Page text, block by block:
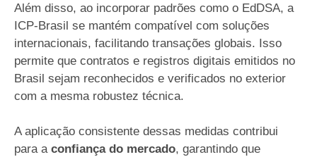
Além disso, ao incorporar padrões como o EdDSA, a
ICP-Brasil se mantém compatível com soluções
internacionais, facilitando transações globais. Isso
permite que contratos e registros digitais emitidos no
Brasil sejam reconhecidos e verificados no exterior
com a mesma robustez técnica.
A aplicação consistente dessas medidas contribui
para a confiança do mercado, garantindo que